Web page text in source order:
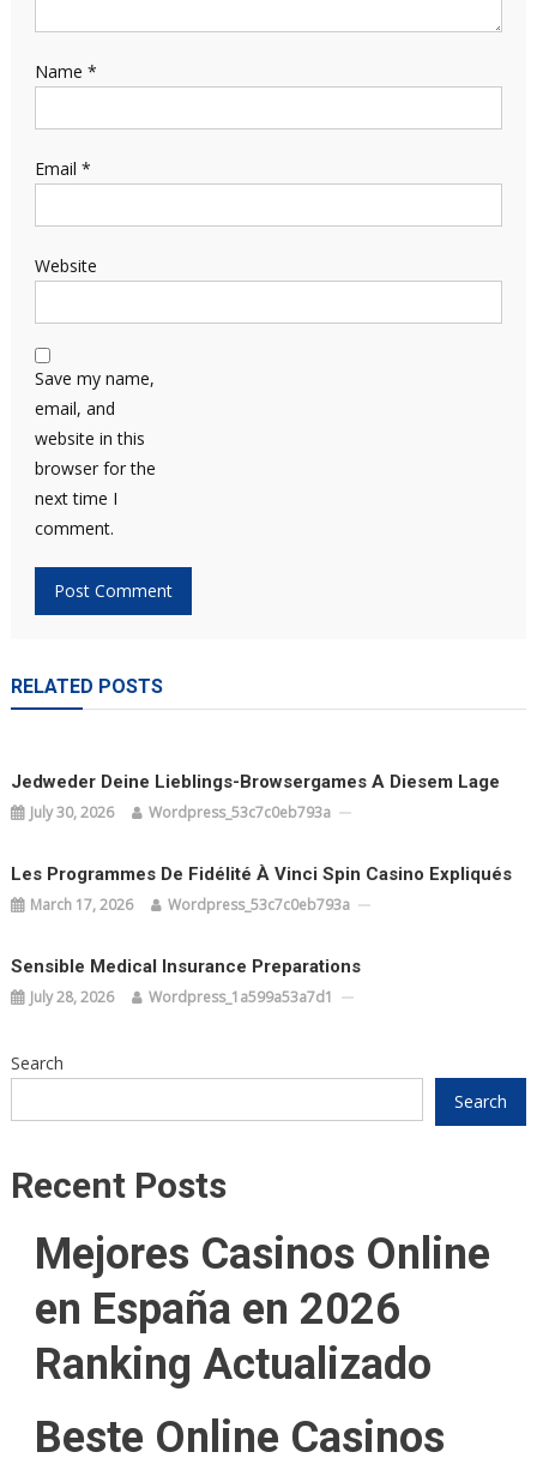
Name *
Email *
Website
Save my name,
email, and
website in this
browser for the
next time I
comment.
RELATED POSTS
Jedweder Deine Lieblings-Browsergames A Diesem Lage
July 30, 2026 Wordpress_53c7c0eb793a
Les Programmes De Fidélité À Vinci Spin Casino Expliqués
March 17, 2026 Wordpress_53c7c0eb793a
Sensible Medical Insurance Preparations
July 28, 2026 Wordpress_1a599a53a7d1
Search
Search
Recent Posts
Mejores Casinos Online
en España en 2026
Ranking Actualizado
Beste Online Casinos